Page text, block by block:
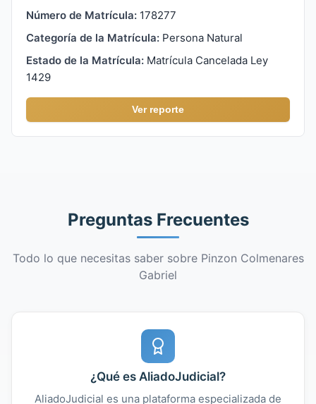
Número de Matrícula: 178277
Categoría de la Matrícula: Persona Natural
Estado de la Matrícula: Matrícula Cancelada Ley
1429
Ver reporte
Preguntas Frecuentes
Todo lo que necesitas saber sobre Pinzon Colmenares
Gabriel
¿Qué es AliadoJudicial?
AliadoJudicial es una plataforma especializada de